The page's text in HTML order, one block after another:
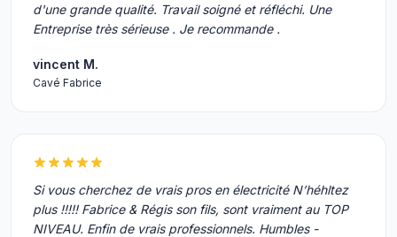
d'une grande qualité. Travail soigné et réfléchi. Une
Entreprise très sérieuse . Je recommande .
vincent M.
Cavé Fabrice
Si vous cherchez de vrais pros en électricité N’héhltez
plus !!!!! Fabrice & Régis son fils, sont vraiment au TOP
NIVEAU. Enfin de vrais professionnels. Humbles -